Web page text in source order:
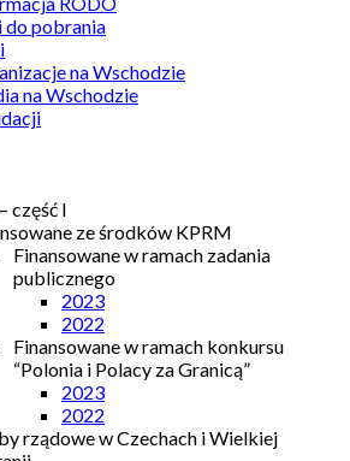
do pobrania
na Wschodzie
na Wschodzie
część I
ze środków KPRM
Finansowane w ramach zadania
publicznego
2023
2022
Finansowane w ramach konkursu
“Polonia i Polacy za Granicą”
2023
2022
rządowe w Czechach i Wielkiej